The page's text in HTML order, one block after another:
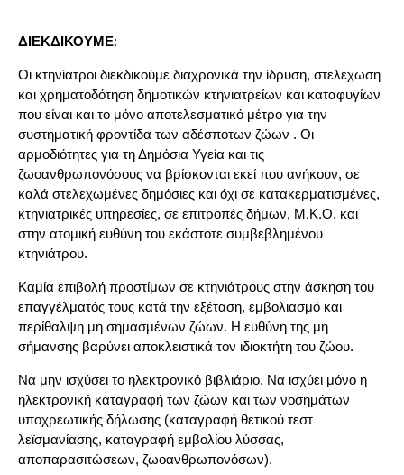
ΔΙΕΚΔΙΚΟΥΜΕ:
Οι κτηνίατροι διεκδικούμε διαχρονικά την ίδρυση, στελέχωση
και χρηματοδότηση δημοτικών κτηνιατρείων και καταφυγίων
που είναι και το μόνο αποτελεσματικό μέτρο για την
συστηματική φροντίδα των αδέσποτων ζώων . Οι
αρμοδιότητες για τη Δημόσια Υγεία και τις
ζωοανθρωπονόσους να βρίσκονται εκεί που ανήκουν, σε
καλά στελεχωμένες δημόσιες και όχι σε κατακερματισμένες,
κτηνιατρικές υπηρεσίες, σε επιτροπές δήμων, Μ.Κ.Ο. και
στην ατομική ευθύνη του εκάστοτε συμβεβλημένου
κτηνιάτρου.
Καμία επιβολή προστίμων σε κτηνιάτρους στην άσκηση του
επαγγέλματός τους κατά την εξέταση, εμβολιασμό και
περίθαλψη μη σημασμένων ζώων. Η ευθύνη της μη
σήμανσης βαρύνει αποκλειστικά τον ιδιοκτήτη του ζώου.
Να μην ισχύσει το ηλεκτρονικό βιβλιάριο. Να ισχύει μόνο η
ηλεκτρονική καταγραφή των ζώων και των νοσημάτων
υποχρεωτικής δήλωσης (καταγραφή θετικού τεστ
λεϊσμανίασης, καταγραφή εμβολίου λύσσας,
αποπαρασιτώσεων, ζωοανθρωπονόσων).